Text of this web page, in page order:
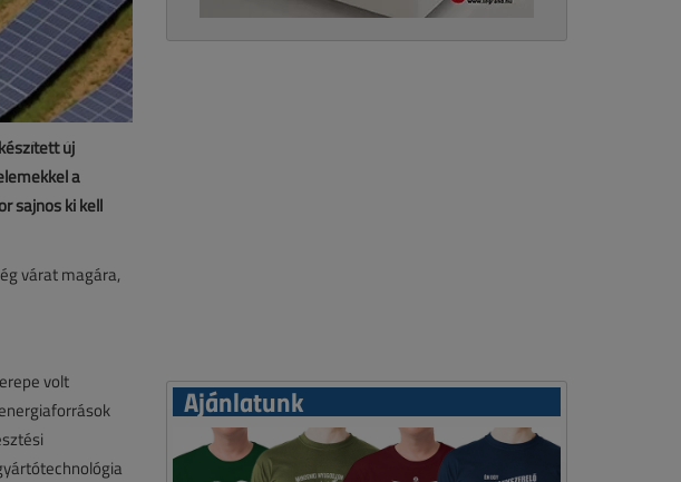
új
a
sajnos ki kell
várat magára,
volt
Ajánlatunk